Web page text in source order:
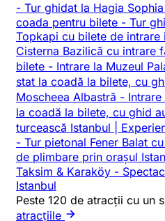
- Tur ghidat la Hagia
coada pentru bilete - Tur
Topkapi cu bilete de intrare
Cisterna Bazilică cu intrare
bilete - Intrare la Muzeul
stat la coadă la bilete, cu
Moscheea Albastră -
la coadă la bilete, cu ghid
turcească Istanbul |
- Tur pietonal Fener Balat
de plimbare prin orașul
Taksim & Karaköy -
Istanbul
Peste 120 de atracții cu un
atracțiile